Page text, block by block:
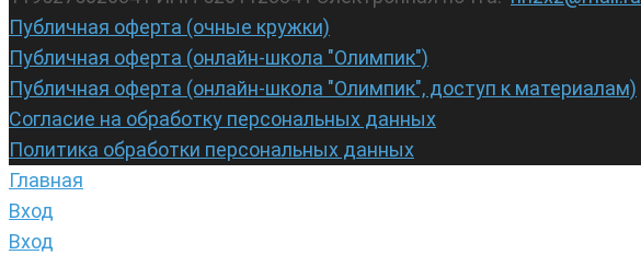
Публичная оферта (очные кружки)
Публичная оферта (онлайн-школа "Олимпик")
Публичная оферта (онлайн-школа "Олимпик", доступ к материалам)
Согласие на обработку персональных данных
Политика обработки персональных данных
Главная
Вход
Вход